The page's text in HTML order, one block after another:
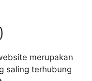
merupakan
saling terhubung